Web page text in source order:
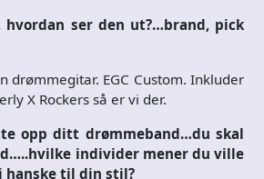
hvordan ser den ut?…brand, pick
drømmegitar. EGC Custom. Inkluder
X Rockers så er vi der.
opp ditt drømmeband…du skal
individer mener du ville
hanske til din stil?